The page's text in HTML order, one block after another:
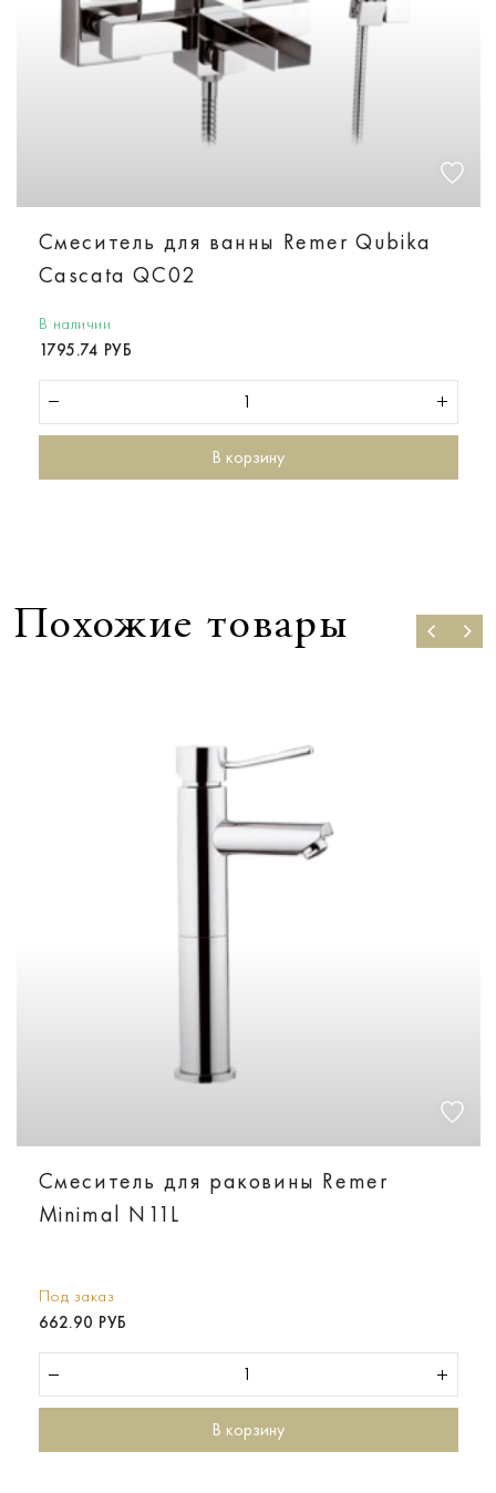
Смеситель для ванны Remer Qubika
Cascata QC02
В наличии
1795.74 РУБ
В корзину
Похожие товары
Смеситель для раковины Remer
Minimal N11L
Под заказ
662.90 РУБ
В корзину